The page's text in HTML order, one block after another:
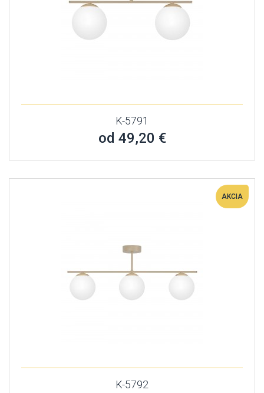
K-5791
od 49,20 €
AKCIA
K-5792